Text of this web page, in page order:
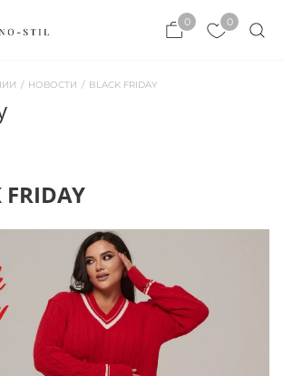
0
0
ЗАКРЫТЬ ×
×
/ НОВОСТИ / BLACK FRIDAY
FRIDAY